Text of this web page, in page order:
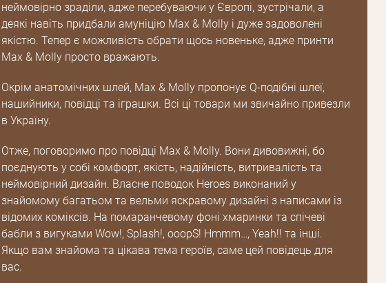
неймовірно зраділи, адже перебуваючи у Європі, зустрічали, а
деякі навіть придбали амуніцію Max & Molly і дуже задоволені
якістю. Тепер є можливість обрати щось новеньке, адже принти
Max & Molly просто вражають.
Окрім анатомічних шлей, Max & Molly пропонує Q-подібні шлеї,
нашийники, повідці та іграшки. Всі ці товари ми звичайно привезли
в Україну.
Отже, поговоримо про повідці Max & Molly. Вони дивовижні, бо
поєднують у собі комфорт, якість, надійність, витривалість та
неймовірний дизайн. Власне поводок Heroes виконаний у
знайомому багатьом та вельми яскравому дизайні з написами із
відомих коміксів. На помаранчевому фоні хмаринки та спічеві
бабли з вигуками Wow!, Splash!, ooopS! Hmmm…, Yeah!! та інші.
Якщо вам знайома та цікава тема героїв, саме цей повідець для
вас.